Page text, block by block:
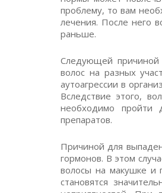
проблему, то вам
лечения. После него
раньше.
Следующей причиной
волос на разных
аутоагрессии в
Вследствие этого,
необходимо пройти
препаратов.
Причиной для
гормонов. В этом
волосы на макушке и
становятся